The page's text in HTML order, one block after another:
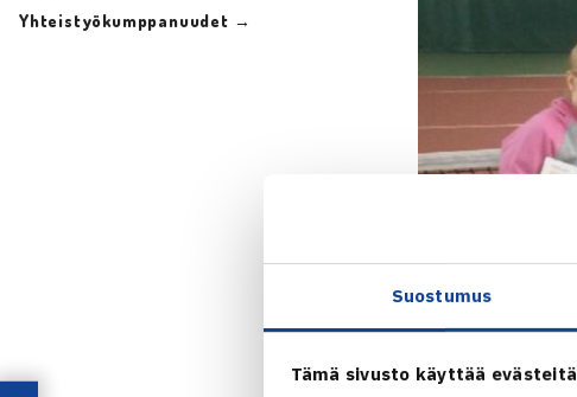
Suostumus
Tämä sivusto käyttää evästeitä
Yhteistyökumppanuudet →